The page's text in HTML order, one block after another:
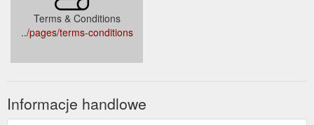
Terms & Conditions
../pages/terms-conditions
Informacje handlowe